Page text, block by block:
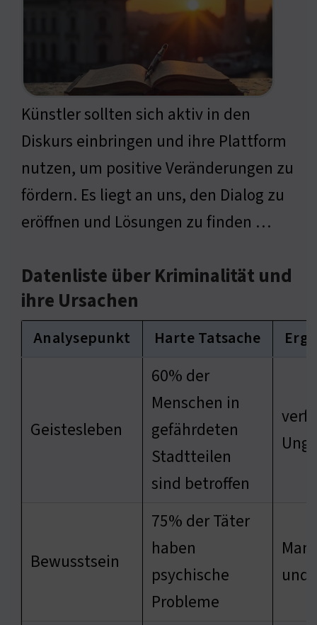
Künstler sollten sich aktiv in den
Diskurs einbringen und ihre Plattform
nutzen, um positive Veränderungen zu
fördern. Es liegt an uns, den Dialog zu
eröffnen und Lösungen zu finden …
Datenliste über Kriminalität und
ihre Ursachen
Analysepunkt Harte Tatsache
Geistesleben
60% der
Menschen in
gefährdeten
Stadtteilen
sind betroffen
Bewusstsein
75% der Täter
haben
psychische
Probleme
und